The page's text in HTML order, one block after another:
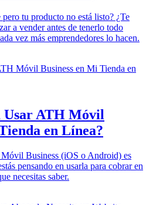
tu producto no está listo? ¿Te
a vender antes de tenerlo todo
vez más emprendedores lo hacen.
Usar ATH Móvil
en Línea?
Business (iOS o Android) es
pensando en usarla para cobrar en
necesitas saber.